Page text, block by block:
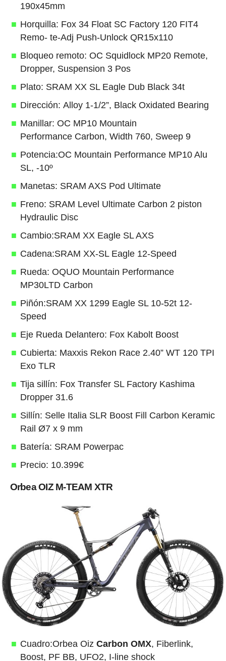
190x45mm
Horquilla: Fox 34 Float SC Factory 120 FIT4
Remo- te-Adj Push-Unlock QR15x110
Bloqueo remoto: OC Squidlock MP20 Remote,
Dropper, Suspension 3 Pos
Plato: SRAM XX SL Eagle Dub Black 34t
Dirección: Alloy 1-1/2”, Black Oxidated Bearing
Manillar: OC MP10 Mountain
Performance Carbon, Width 760, Sweep 9
Potencia:OC Mountain Performance MP10 Alu
SL, -10º
Manetas: SRAM AXS Pod Ultimate
Freno: SRAM Level Ultimate Carbon 2 piston
Hydraulic Disc
Cambio:SRAM XX Eagle SL AXS
Cadena:SRAM XX-SL Eagle 12-Speed
Rueda: OQUO Mountain Performance
MP30LTD Carbon
Piñón:SRAM XX 1299 Eagle SL 10-52t 12-
Speed
Eje Rueda Delantero: Fox Kabolt Boost
Cubierta: Maxxis Rekon Race 2.40” WT 120 TPI
Exo TLR
Tija sillín: Fox Transfer SL Factory Kashima
Dropper 31.6
Sillín: Selle Italia SLR Boost Fill Carbon Keramic
Rail Ø7 x 9 mm
Batería: SRAM Powerpac
Precio: 10.399€
Orbea OIZ M-TEAM XTR
Cuadro:Orbea Oiz Carbon OMX, Fiberlink,
Boost, PF BB, UFO2, I-line shock